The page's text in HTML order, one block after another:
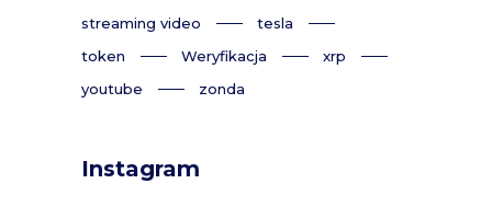
streaming video
tesla
token
Weryfikacja
xrp
youtube
zonda
Instagram